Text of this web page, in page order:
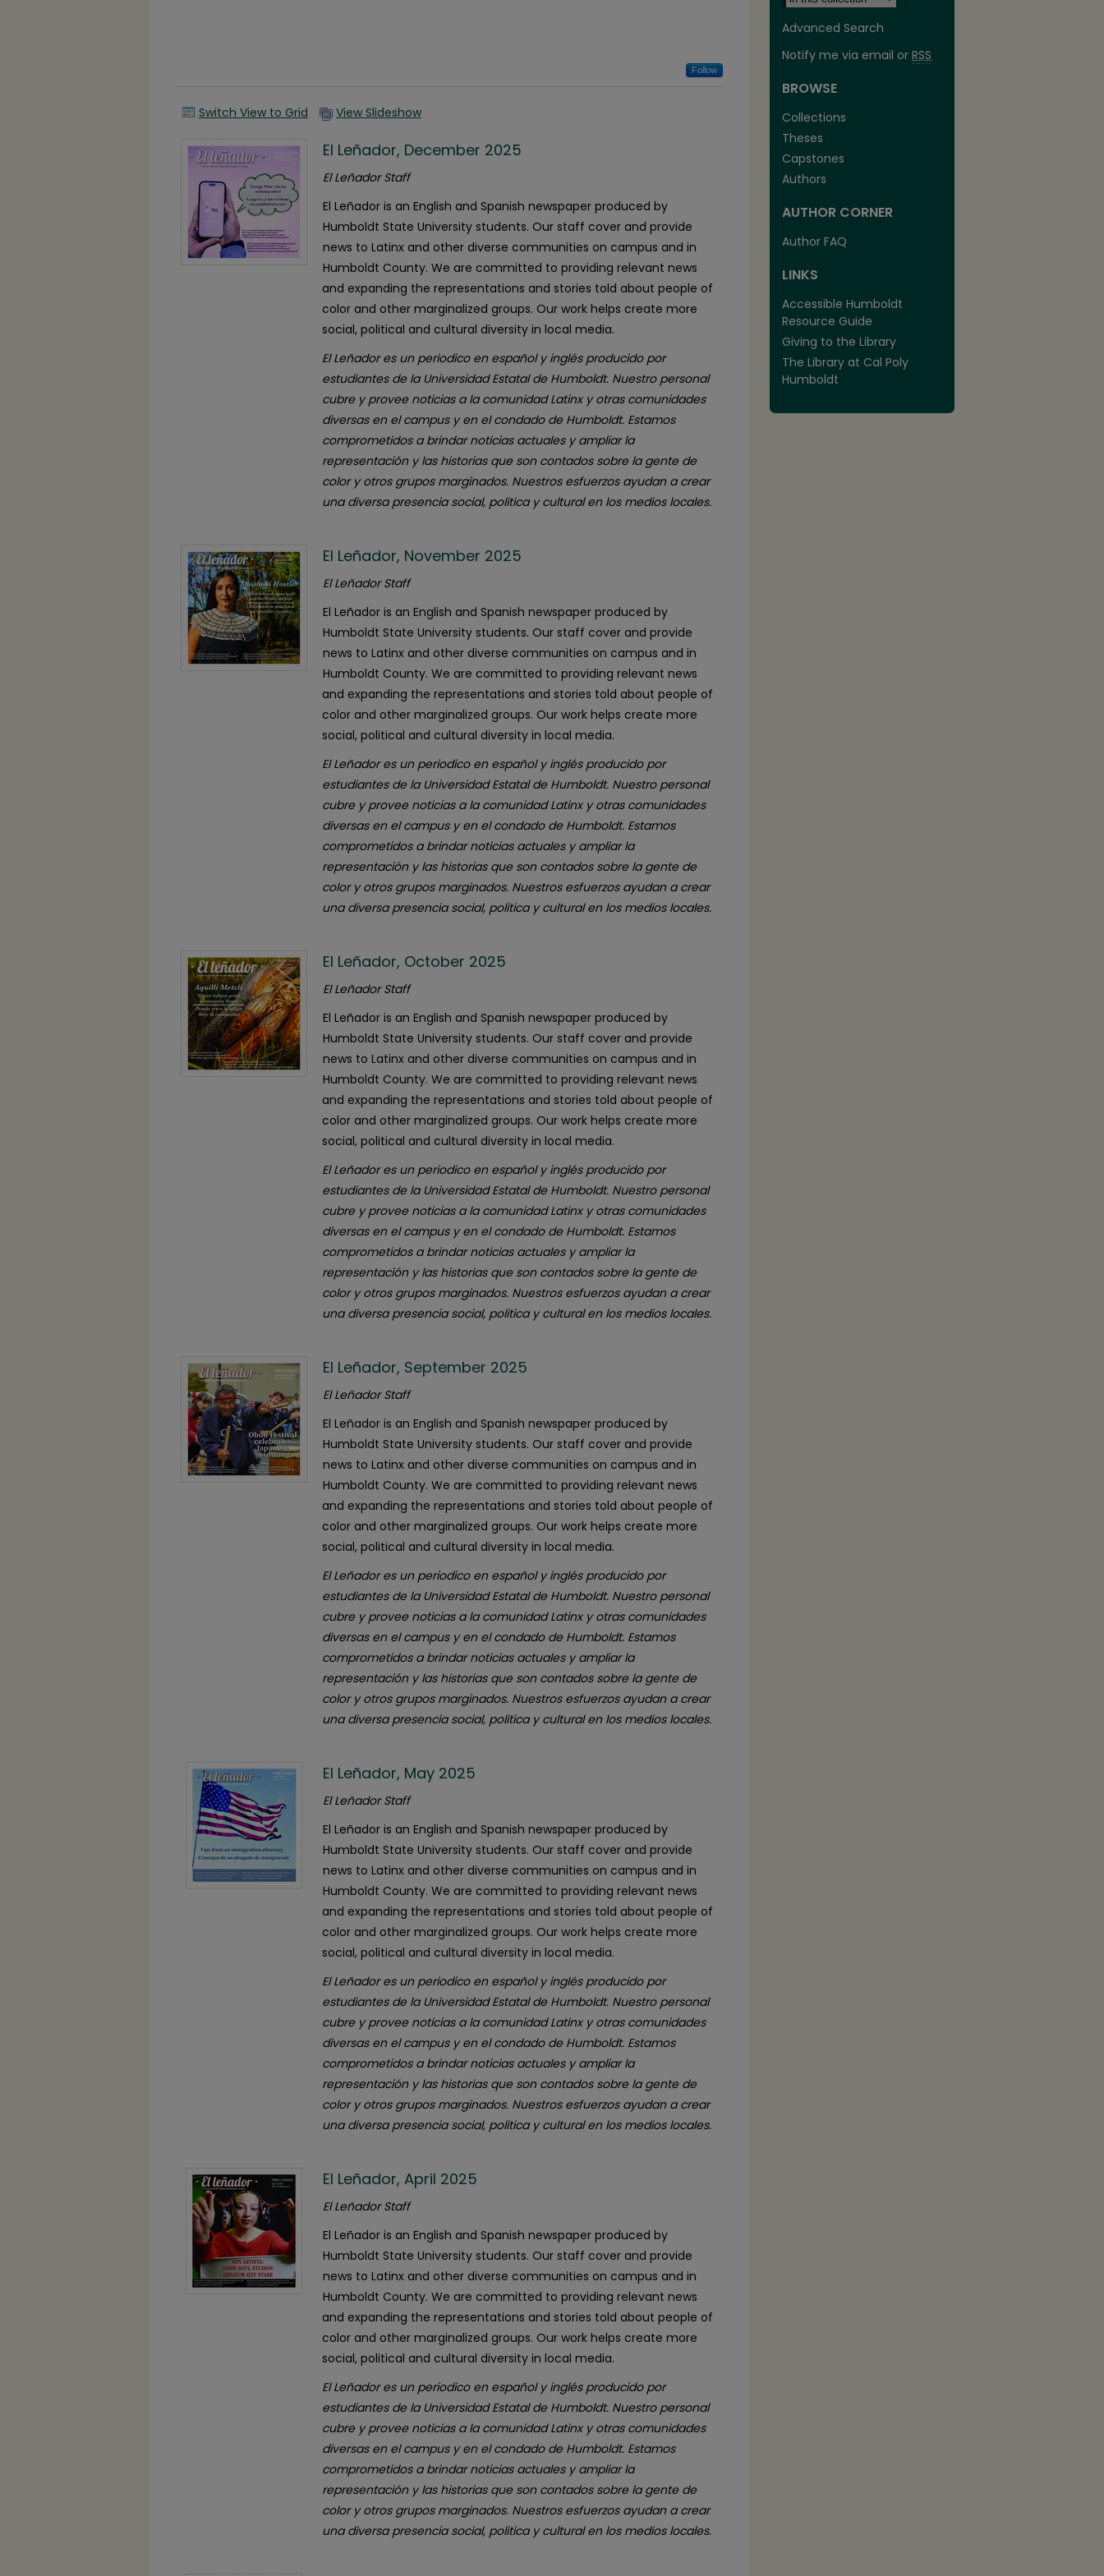
Follow
Switch View to Grid View Slideshow
El Leñador, December 2025
El Leñador Staff
El Leñador is an English and Spanish newspaper produced by
Humboldt State University students. Our staff cover and provide
news to Latinx and other diverse communities on campus and in
Humboldt County. We are committed to providing relevant news
and expanding the representations and stories told about people of
color and other marginalized groups. Our work helps create more
social, political and cultural diversity in local media.
El Leñador es un periodico en español y inglés producido por
estudiantes de la Universidad Estatal de Humboldt. Nuestro personal
cubre y provee noticias a la comunidad Latinx y otras comunidades
diversas en el campus y en el condado de Humboldt. Estamos
comprometidos a brindar noticias actuales y ampliar la
representación y las historias que son contados sobre la gente de
color y otros grupos marginados. Nuestros esfuerzos ayudan a crear
una diversa presencia social, politica y cultural en los medios locales.
El Leñador, November 2025
El Leñador Staff
El Leñador is an English and Spanish newspaper produced by
Humboldt State University students. Our staff cover and provide
news to Latinx and other diverse communities on campus and in
Humboldt County. We are committed to providing relevant news
and expanding the representations and stories told about people of
color and other marginalized groups. Our work helps create more
social, political and cultural diversity in local media.
El Leñador es un periodico en español y inglés producido por
estudiantes de la Universidad Estatal de Humboldt. Nuestro personal
cubre y provee noticias a la comunidad Latinx y otras comunidades
diversas en el campus y en el condado de Humboldt. Estamos
comprometidos a brindar noticias actuales y ampliar la
representación y las historias que son contados sobre la gente de
color y otros grupos marginados. Nuestros esfuerzos ayudan a crear
una diversa presencia social, politica y cultural en los medios locales.
El Leñador, October 2025
El Leñador Staff
El Leñador is an English and Spanish newspaper produced by
Humboldt State University students. Our staff cover and provide
news to Latinx and other diverse communities on campus and in
Humboldt County. We are committed to providing relevant news
and expanding the representations and stories told about people of
color and other marginalized groups. Our work helps create more
social, political and cultural diversity in local media.
El Leñador es un periodico en español y inglés producido por
estudiantes de la Universidad Estatal de Humboldt. Nuestro personal
cubre y provee noticias a la comunidad Latinx y otras comunidades
diversas en el campus y en el condado de Humboldt. Estamos
comprometidos a brindar noticias actuales y ampliar la
representación y las historias que son contados sobre la gente de
color y otros grupos marginados. Nuestros esfuerzos ayudan a crear
una diversa presencia social, politica y cultural en los medios locales.
El Leñador, September 2025
El Leñador Staff
El Leñador is an English and Spanish newspaper produced by
Humboldt State University students. Our staff cover and provide
news to Latinx and other diverse communities on campus and in
Humboldt County. We are committed to providing relevant news
and expanding the representations and stories told about people of
color and other marginalized groups. Our work helps create more
social, political and cultural diversity in local media.
El Leñador es un periodico en español y inglés producido por
estudiantes de la Universidad Estatal de Humboldt. Nuestro personal
cubre y provee noticias a la comunidad Latinx y otras comunidades
diversas en el campus y en el condado de Humboldt. Estamos
comprometidos a brindar noticias actuales y ampliar la
representación y las historias que son contados sobre la gente de
color y otros grupos marginados. Nuestros esfuerzos ayudan a crear
una diversa presencia social, politica y cultural en los medios locales.
El Leñador, May 2025
El Leñador Staff
El Leñador is an English and Spanish newspaper produced by
Humboldt State University students. Our staff cover and provide
news to Latinx and other diverse communities on campus and in
Humboldt County. We are committed to providing relevant news
and expanding the representations and stories told about people of
color and other marginalized groups. Our work helps create more
social, political and cultural diversity in local media.
El Leñador es un periodico en español y inglés producido por
estudiantes de la Universidad Estatal de Humboldt. Nuestro personal
cubre y provee noticias a la comunidad Latinx y otras comunidades
diversas en el campus y en el condado de Humboldt. Estamos
comprometidos a brindar noticias actuales y ampliar la
representación y las historias que son contados sobre la gente de
color y otros grupos marginados. Nuestros esfuerzos ayudan a crear
una diversa presencia social, politica y cultural en los medios locales.
El Leñador, April 2025
El Leñador Staff
El Leñador is an English and Spanish newspaper produced by
Humboldt State University students. Our staff cover and provide
news to Latinx and other diverse communities on campus and in
Humboldt County. We are committed to providing relevant news
and expanding the representations and stories told about people of
color and other marginalized groups. Our work helps create more
social, political and cultural diversity in local media.
El Leñador es un periodico en español y inglés producido por
estudiantes de la Universidad Estatal de Humboldt. Nuestro personal
cubre y provee noticias a la comunidad Latinx y otras comunidades
diversas en el campus y en el condado de Humboldt. Estamos
comprometidos a brindar noticias actuales y ampliar la
representación y las historias que son contados sobre la gente de
color y otros grupos marginados. Nuestros esfuerzos ayudan a crear
una diversa presencia social, politica y cultural en los medios locales.
Advanced Search
Notify me via email or RSS
BROWSE
Collections
Theses
Capstones
Authors
AUTHOR CORNER
Author FAQ
LINKS
Accessible Humboldt
Resource Guide
Giving to the Library
The Library at Cal Poly
Humboldt